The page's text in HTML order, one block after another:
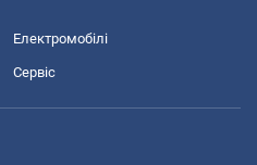
Електромобілі
Сервіс